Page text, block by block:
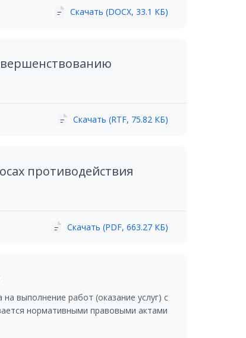
Скачать (DOCX, 33.1 КБ)
Скачать (RTF, 75.82 КБ)
противодействия
Скачать (PDF, 663.27 КБ)
выполнение работ (оказание услуг) с
нормативными правовыми актами